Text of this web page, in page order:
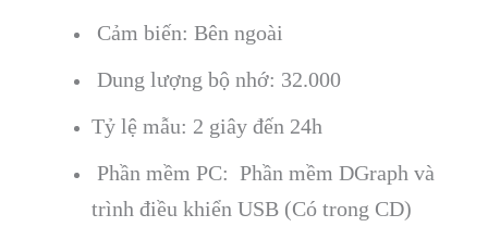
Cảm biến: Bên ngoài
Dung lượng bộ nhớ: 32.000
Tỷ lệ mẫu: 2 giây đến 24h
Phần mềm PC: Phần mềm DGraph và
trình điều khiển USB (Có trong CD)